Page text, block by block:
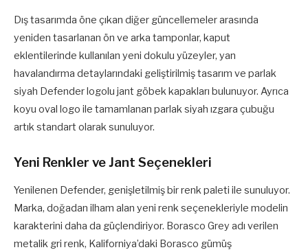
Dış tasarımda öne çıkan diğer güncellemeler arasında
yeniden tasarlanan ön ve arka tamponlar, kaput
eklentilerinde kullanılan yeni dokulu yüzeyler, yan
havalandırma detaylarındaki geliştirilmiş tasarım ve parlak
siyah Defender logolu jant göbek kapakları bulunuyor. Ayrıca
koyu oval logo ile tamamlanan parlak siyah ızgara çubuğu
artık standart olarak sunuluyor.
Yeni Renkler ve Jant Seçenekleri
Yenilenen Defender, genişletilmiş bir renk paleti ile sunuluyor.
Marka, doğadan ilham alan yeni renk seçenekleriyle modelin
karakterini daha da güçlendiriyor. Borasco Grey adı verilen
metalik gri renk, Kaliforniya’daki Borasco gümüş